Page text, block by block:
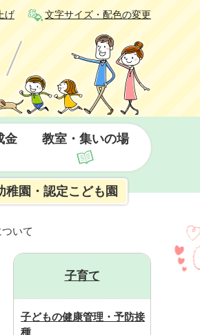
げ 文字サイズ・配色の変更
金 教室・集いの場
稚園・認定こども園
いて
子育て
子どもの健康管理・予防接
種